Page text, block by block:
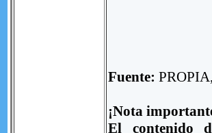
Fuente:
¡Nota
El contenido